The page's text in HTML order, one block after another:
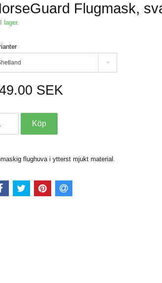
Flugmask,
I lager.
SEK
flughuva i ytterst mjukt material.